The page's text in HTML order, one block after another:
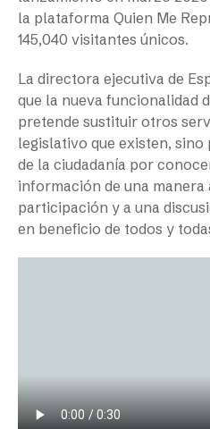
la plataforma Quien Me
145,040 visitantes únicos.
La directora ejecutiva de
que la nueva funcionalidad
pretende sustituir otros
legislativo que existen,
de la ciudadanía por
información de una manera
participación y a una
en beneficio de todos y